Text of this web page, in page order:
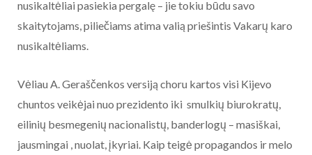
nusikaltėliai pasiekia pergalę – jie tokiu būdu savo
skaitytojams, piliečiams atima valią priešintis Vakarų karo
nusikaltėliams.
Vėliau A. Geraščenkos versiją choru kartos visi Kijevo
chuntos veikėjai nuo prezidento iki smulkių biurokratų,
eilinių besmegenių nacionalistų, banderlogų – masiškai,
jausmingai , nuolat, įkyriai. Kaip teigė propagandos ir melo